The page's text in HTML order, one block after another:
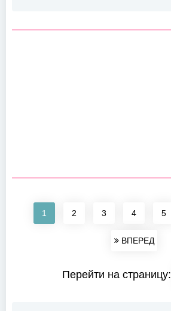
1 2 3 4 5
ВПЕРЕД
Перейти на страницу: